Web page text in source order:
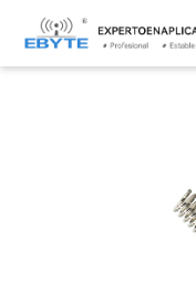
Home > Accesorios >